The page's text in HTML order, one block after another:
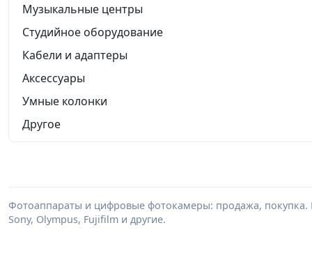
Музыкальные центры
Студийное оборудование
Кабели и адаптеры
Аксессуары
Умные колонки
Другое
Фотоаппараты и цифровые фотокамеры: продажа, покупка.
Sony, Olympus, Fujifilm и другие.